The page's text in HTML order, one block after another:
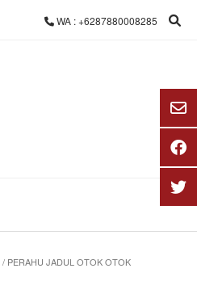
WA : +6287880008285
/ PERAHU JADUL OTOK OTOK